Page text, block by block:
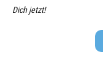
Dich jetzt!